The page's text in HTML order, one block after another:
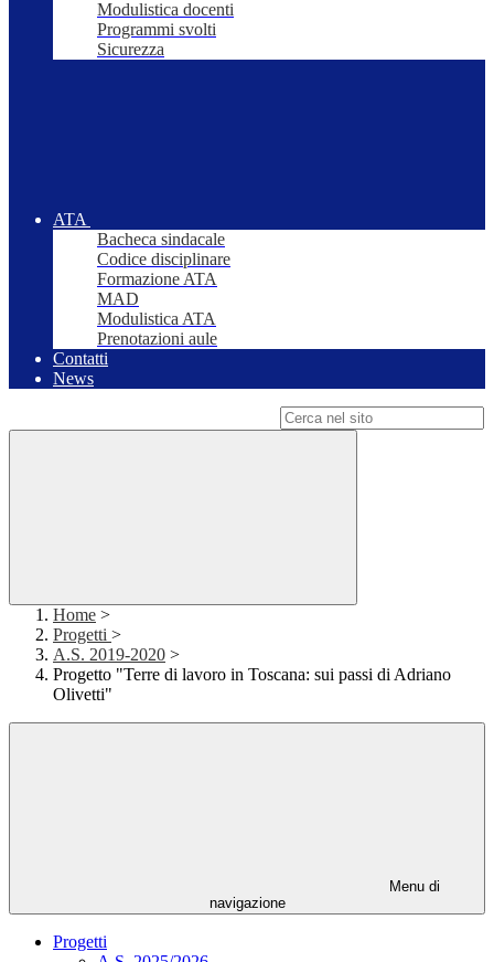
Modulistica docenti
Programmi svolti
Sicurezza
ATA
Bacheca sindacale
Codice disciplinare
Formazione ATA
MAD
Modulistica ATA
Prenotazioni aule
Contatti
News
Home >
Progetti >
A.S. 2019-2020 >
Progetto "Terre di lavoro in Toscana: sui passi di Adriano
Olivetti"
Menu di
navigazione
Progetti